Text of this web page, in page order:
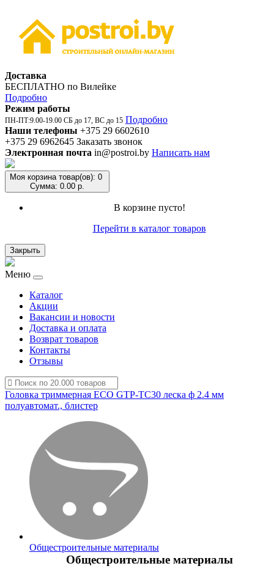
Доставка
БЕСПЛАТНО по Вилейке
Подробно
Режим работы
ПН-ПТ:9.00-19.00 СБ до 17, ВС до 15 Подробно
Наши телефоны +375 29 6602610
+375 29 6962645 Заказать звонок
Электронная почта in@postroi.by Написать нам
Моя корзина товар(ов): 0
Сумма: 0.00 р.
В корзине пусто!
Перейти в каталог товаров
Закрыть
Меню
Каталог
Акции
Вакансии и новости
Доставка и оплата
Возврат товаров
Контакты
Отзывы
Головка триммерная ECO GTP-TC30 леска ф 2.4 мм
полуавтомат., блистер
Общестроительные материалы
Общестроительные материалы